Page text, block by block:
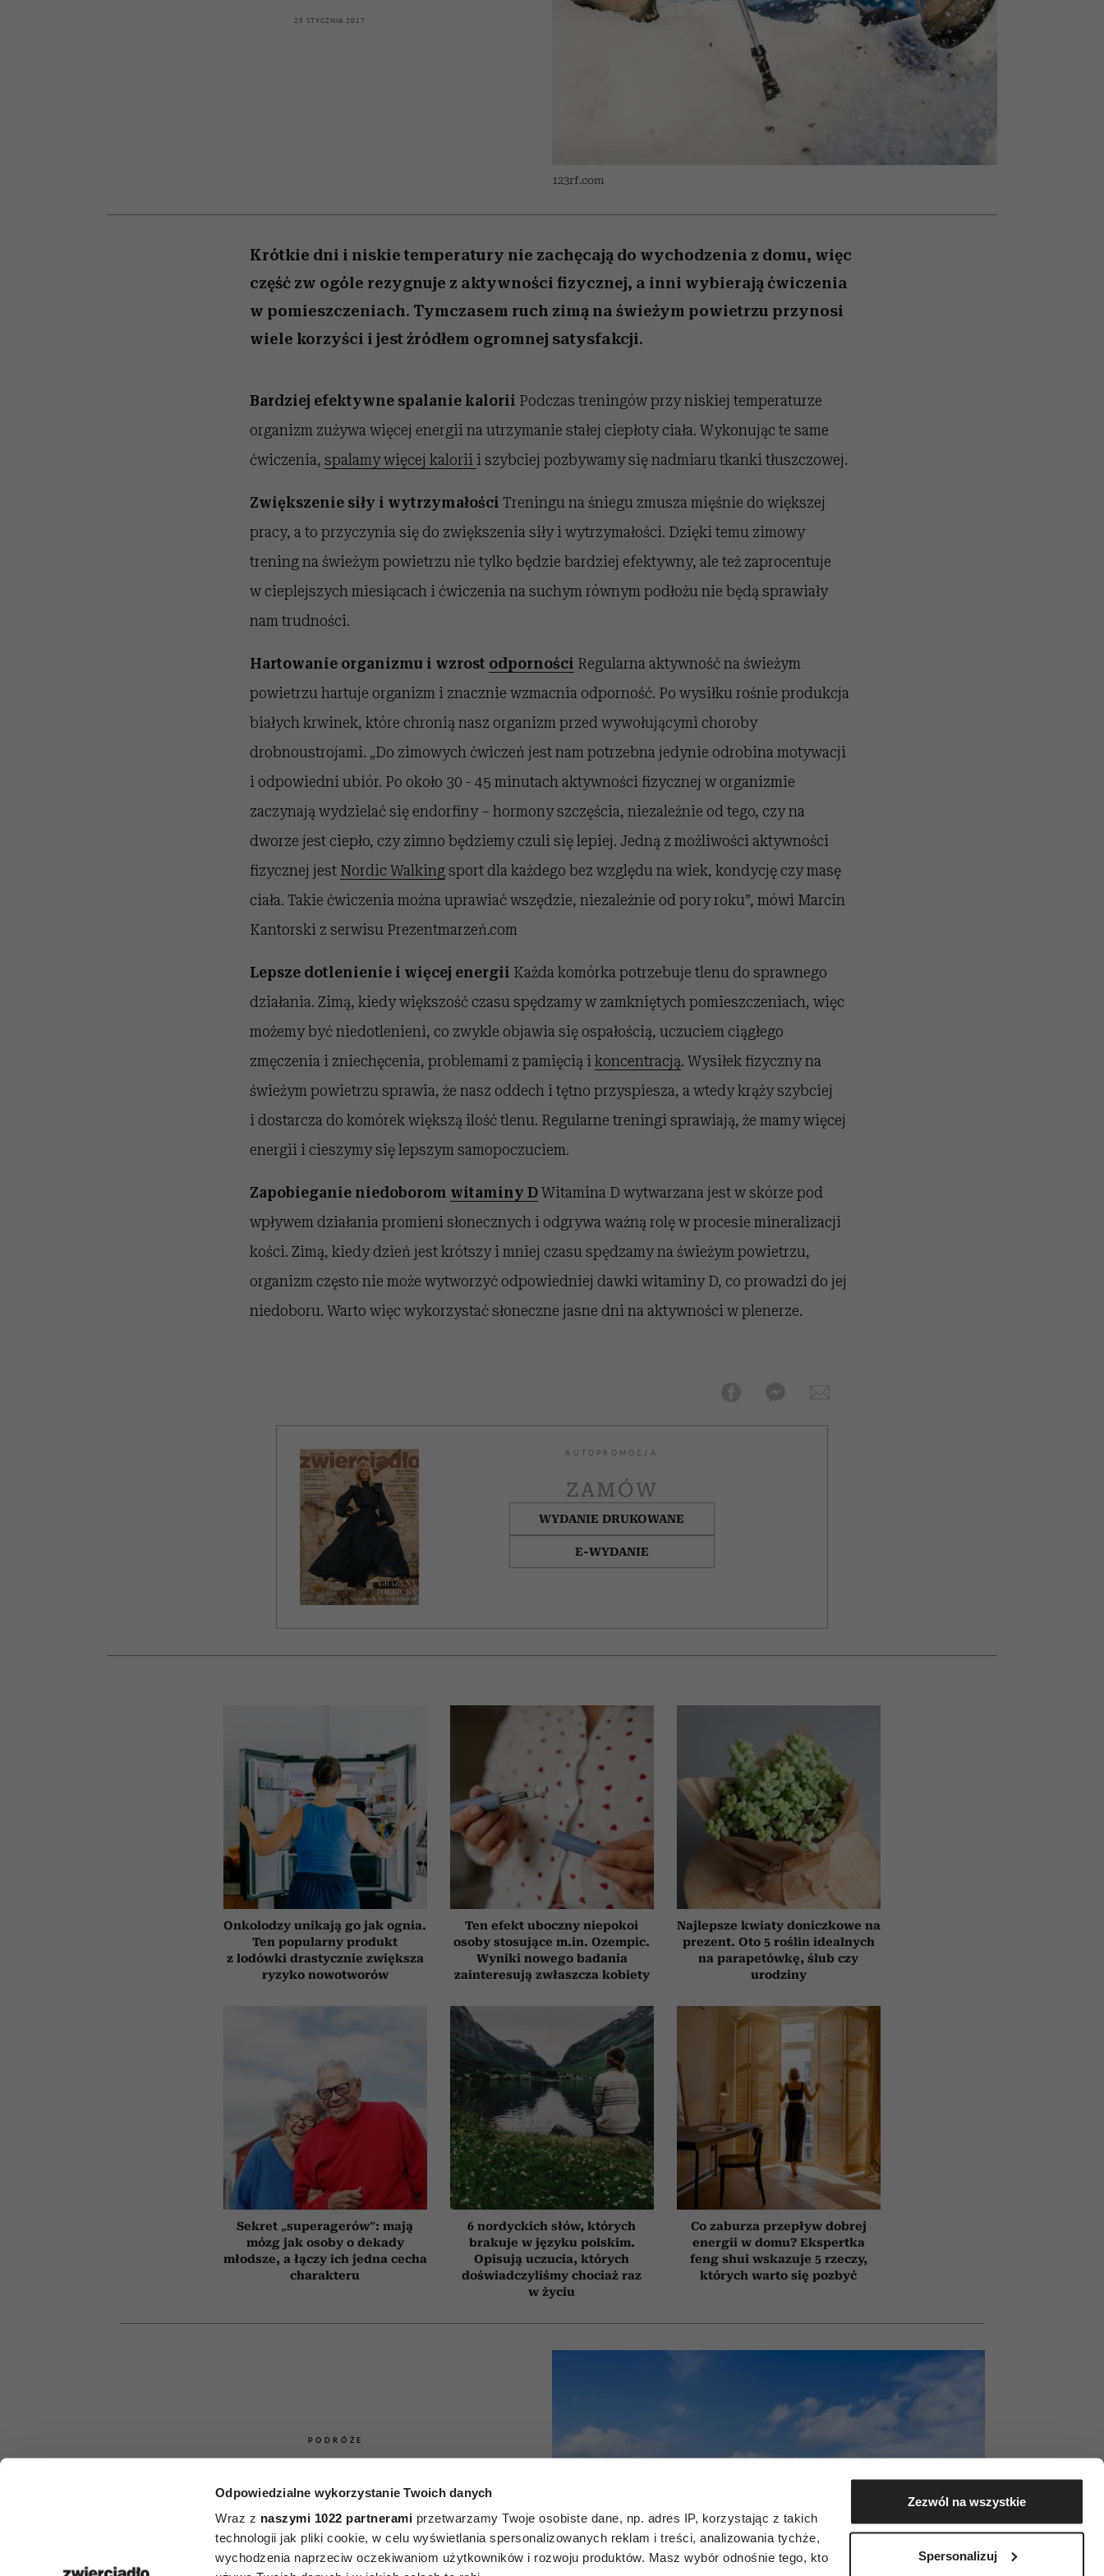
Odpowiedzialne wykorzystanie Twoich danych
Wraz z naszymi 1022 partnerami przetwarzamy Twoje osobiste dane, np. adres IP, korzystając z takich
technologii jak pliki cookie, w celu wyświetlania spersonalizowanych reklam i treści, analizowania tychże,
wychodzenia naprzeciw oczekiwaniom użytkowników i rozwoju produktów. Masz wybór odnośnie tego, kto
Zezwól na wszystkie
Spersonalizuj
najbardziej pożądane
ubrania i marki sezonu
odc. 7]
25 STYCZNIA 2017
123rf.com
Krótkie dni i niskie temperatury nie zachęcają do wychodzenia z domu, więc
część zw ogóle rezygnuje z aktywności fizycznej, a inni wybierają ćwiczenia
w pomieszczeniach. Tymczasem ruch zimą na świeżym powietrzu przynosi
wiele korzyści i jest źródłem ogromnej satysfakcji.
Bardziej efektywne spalanie kalorii Podczas treningów przy niskiej temperaturze
organizm zużywa więcej energii na utrzymanie stałej ciepłoty ciała. Wykonując te same
ćwiczenia, spalamy więcej kalorii i szybciej pozbywamy się nadmiaru tkanki tłuszczowej.
Zwiększenie siły i wytrzymałości Treningu na śniegu zmusza mięśnie do większej
pracy, a to przyczynia się do zwiększenia siły i wytrzymałości. Dzięki temu zimowy
trening na świeżym powietrzu nie tylko będzie bardziej efektywny, ale też zaprocentuje
w cieplejszych miesiącach i ćwiczenia na suchym równym podłożu nie będą sprawiały
nam trudności.
Hartowanie organizmu i wzrost odporności Regularna aktywność na świeżym
powietrzu hartuje organizm i znacznie wzmacnia odporność. Po wysiłku rośnie produkcja
białych krwinek, które chronią nasz organizm przed wywołującymi choroby
drobnoustrojami. „Do zimowych ćwiczeń jest nam potrzebna jedynie odrobina motywacji
i odpowiedni ubiór. Po około 30 - 45 minutach aktywności fizycznej w organizmie
zaczynają wydzielać się endorfiny – hormony szczęścia, niezależnie od tego, czy na
dworze jest ciepło, czy zimno będziemy czuli się lepiej. Jedną z możliwości aktywności
fizycznej jest Nordic Walkingsport dla każdego bez względu na wiek, kondycję czy masę
ciała. Takie ćwiczenia można uprawiać wszędzie, niezależnie od pory roku”, mówi Marcin
Kantorski z serwisu Prezentmarzeń.com
Lepsze dotlenienie i więcej energii Każda komórka potrzebuje tlenu do sprawnego
działania. Zimą, kiedy większość czasu spędzamy w zamkniętych pomieszczeniach, więc
możemy być niedotlenieni, co zwykle objawia się ospałością, uczuciem ciągłego
zmęczenia i zniechęcenia, problemami z pamięcią i koncentracją. Wysiłek fizyczny na
świeżym powietrzu sprawia, że nasz oddech i tętno przyspiesza, a wtedy krąży szybciej
i dostarcza do komórek większą ilość tlenu. Regularne treningi sprawiają, że mamy więcej
energii i cieszymy się lepszym samopoczuciem.
Zapobieganie niedoborom witaminy D Witamina D wytwarzana jest w skórze pod
wpływem działania promieni słonecznych i odgrywa ważną rolę w procesie mineralizacji
kości. Zimą, kiedy dzień jest krótszy i mniej czasu spędzamy na świeżym powietrzu,
organizm często nie może wytworzyć odpowiedniej dawki witaminy D, co prowadzi do jej
niedoboru. Warto więc wykorzystać słoneczne jasne dni na aktywności w plenerze.
AUTOPROMOCJA
ZAMÓW
WYDANIE DRUKOWANE
E-WYDANIE
Onkolodzy unikają go jak ognia.
Ten popularny produkt
z lodówki drastycznie zwiększa
ryzyko nowotworów
Ten efekt uboczny niepokoi
osoby stosujące m.in. Ozempic.
Wyniki nowego badania
zainteresują zwłaszcza kobiety
Najlepsze kwiaty doniczkowe na
prezent. Oto 5 roślin idealnych
na parapetówkę, ślub czy
urodziny
Sekret „superagerów”: mają
mózg jak osoby o dekady
młodsze, a łączy ich jedna cecha
charakteru
6 nordyckich słów, których
brakuje w języku polskim.
Opisują uczucia, których
doświadczyliśmy chociaż raz
w życiu
Co zaburza przepływ dobrej
energii w domu? Ekspertka
feng shui wskazuje 5 rzeczy,
których warto się pozbyć
PODRÓŻE
Greckie wyspy bez
tłumów – 5 mniej
znanych perełek. Są